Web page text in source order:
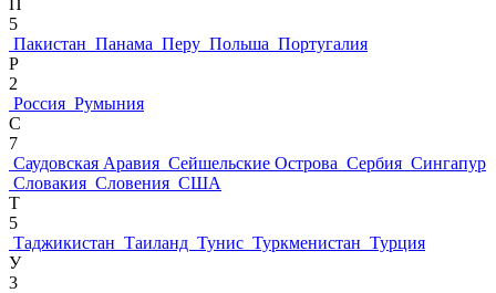
5
Пакистан Панама Перу Польша Португалия
Р
2
Россия Румыния
С
7
Саудовская Аравия Сейшельские Острова Сербия Сингапур
Словакия Словения США
Т
5
Таджикистан Таиланд Тунис Туркменистан Турция
У
3